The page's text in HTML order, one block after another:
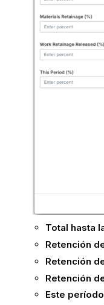
Total hasta
Retención
Retención
Retención
Este